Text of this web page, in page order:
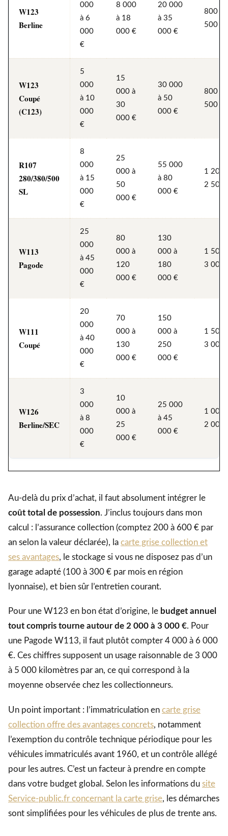
W123
Berline
000
à 6
000
€
8 000
à 18
000 €
20 000
à 35
000 €
800 à
500 €
W123
Coupé
(C123)
5
000
à 10
000
€
15
000 à
30
000 €
30 000
à 50
000 €
800 à
500 €
R107
280/380/500
SL
8
000
à 15
000
€
25
000 à
50
000 €
55 000
à 80
000 €
1 200
2 500
W113
Pagode
25
000
à 45
000
€
80
000 à
120
000 €
130
000 à
180
000 €
1 500
3 000
W111
Coupé
20
000
à 40
000
€
70
000 à
130
000 €
150
000 à
250
000 €
1 500
3 000
W126
Berline/SEC
3
000
à 8
000
€
10
000 à
25
000 €
25 000
à 45
000 €
1 000
2 000
Au-delà du prix d’achat, il faut absolument intégrer le
coût total de possession. J’inclus toujours dans mon
calcul : l’assurance collection (comptez 200 à 600 € par
an selon la valeur déclarée), la carte grise collection et
ses avantages, le stockage si vous ne disposez pas d’un
garage adapté (100 à 300 € par mois en région
lyonnaise), et bien sûr l’entretien courant.
Pour une W123 en bon état d’origine, le budget annuel
tout compris tourne autour de 2 000 à 3 000 €. Pour
une Pagode W113, il faut plutôt compter 4 000 à 6 000
€. Ces chiffres supposent un usage raisonnable de 3 000
à 5 000 kilomètres par an, ce qui correspond à la
moyenne observée chez les collectionneurs.
Un point important : l’immatriculation en carte grise
collection offre des avantages concrets, notamment
l’exemption du contrôle technique périodique pour les
véhicules immatriculés avant 1960, et un contrôle allégé
pour les autres. C’est un facteur à prendre en compte
dans votre budget global. Selon les informations du site
Service-public.fr concernant la carte grise, les démarches
sont simplifiées pour les véhicules de plus de trente ans.